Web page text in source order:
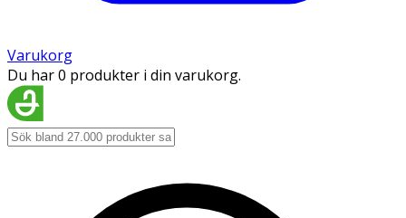
Varukorg
Du har 0 produkter i din varukorg.